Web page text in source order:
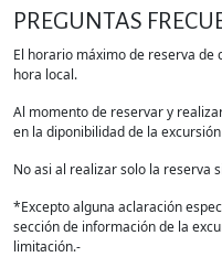
PREGUNTAS
El horario máximo de reserva de
hora local.
Al momento de reservar y
en la diponibilidad de la
No asi al realizar solo la reserva
*Excepto alguna aclaración
sección de información de la
limitación.-